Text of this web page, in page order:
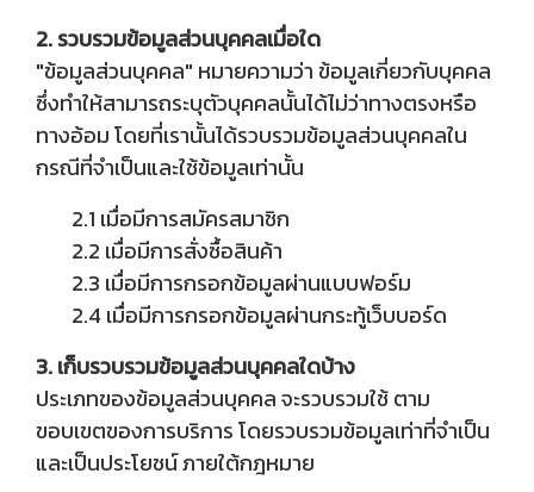
2. รวบรวมข้อมูลส่วนบุคคลเมื่อใด
"ข้อมูลส่วนบุคคล" หมายความว่า ข้อมูลเกี่ยวกับบุคคล
ซึ่งทำให้สามารถระบุตัวบุคคลนั้นได้ไม่ว่าทางตรงหรือ
ทางอ้อม โดยที่เรานั้นได้รวบรวมข้อมูลส่วนบุคคลใน
กรณีที่จำเป็นและใช้ข้อมูลเท่านั้น
2.1 เมื่อมีการสมัครสมาชิก
2.2 เมื่อมีการสั่งซื้อสินค้า
2.3 เมื่อมีการกรอกข้อมูลผ่านแบบฟอร์ม
2.4 เมื่อมีการกรอกข้อมูลผ่านกระทู้เว็บบอร์ด
3. เก็บรวบรวมข้อมูลส่วนบุคคลใดบ้าง
ประเภทของข้อมูลส่วนบุคคล จะรวบรวมใช้ ตาม
ขอบเขตของการบริการ โดยรวบรวมข้อมูลเท่าที่จำเป็น
และเป็นประโยชน์ ภายใต้กฎหมาย